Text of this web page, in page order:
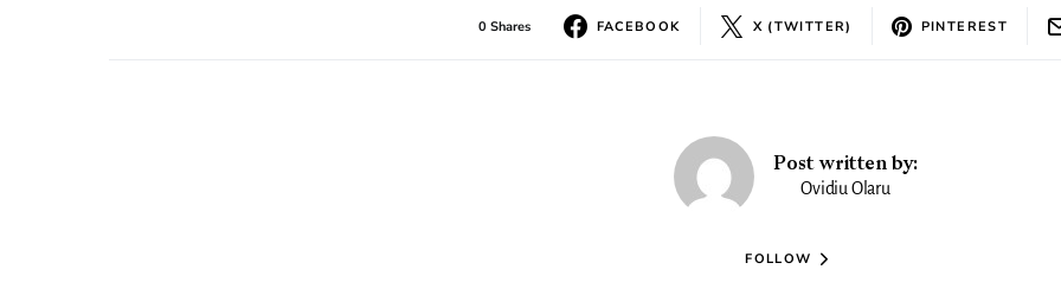
0 Shares FACEBOOK X (TWITTER) PINTEREST
Post written by:
Ovidiu Olaru
FOLLOW